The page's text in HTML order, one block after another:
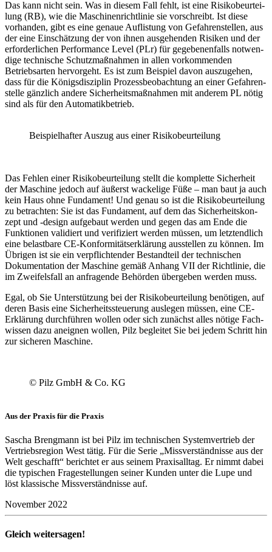
Das kann nicht sein. Was in diesem Fall fehlt, ist eine Risi­ko­be­ur­tei­
lung (RB), wie die Maschi­nen­richt­linie sie vorschreibt. Ist diese
vorhanden, gibt es eine genaue Auflis­tung von Gefah­ren­stellen, aus
der eine Einschät­zung der von ihnen ausge­henden Risiken und der
erfor­der­li­chen Perfor­mance Level (PLr) für gege­be­nen­falls notwen­
dige tech­ni­sche Schutz­maß­nahmen in allen vor­kommenden
Betriebs­arten hervor­geht. Es ist zum Beispiel davon auszu­gehen,
dass für die Königs­dis­zi­plin Prozess­beobachtung an einer Gefah­ren­
stelle gänz­lich andere Sicher­heits­maß­nahmen mit anderem PL nötig
sind als für den Auto­ma­tik­be­trieb.
Beispiel­hafter Auszug aus einer Risi­ko­be­ur­tei­lung
Das Fehlen einer Risi­ko­be­ur­tei­lung stellt die komplette Sicher­heit
der Maschine jedoch auf äußerst wacke­lige Füße – man baut ja auch
kein Haus ohne Funda­ment! Und genau so ist die Risi­ko­be­ur­tei­lung
zu betrachten: Sie ist das Funda­ment, auf dem das Sicher­heits­kon­
zept und ‑design aufge­baut werden und gegen das am Ende die
Funk­tionen vali­diert und veri­fi­ziert werden müssen, um letzt­end­lich
eine belast­bare CE-­Kon­for­mi­täts­er­klä­rung ausstellen zu können. Im
Übrigen ist sie ein verpflich­tender Bestand­teil der tech­ni­schen
Doku­men­ta­tion der Maschine gemäß Anhang VII der Richt­linie, die
im Zwei­fels­fall an anfra­gende Behörden über­geben werden muss.
Egal, ob Sie Unter­stüt­zung bei der Risi­ko­be­ur­tei­lung benö­tigen, auf
deren Basis eine Sicher­heits­steue­rung auslegen müssen, eine CE-
Erklä­rung durch­führen wollen oder sich zunächst alles nötige Fach­
wissen dazu aneignen wollen, Pilz begleitet Sie bei jedem Schritt hin
zur sicheren Maschine.
© Pilz GmbH & Co. KG
Aus der Praxis für die Praxis
Sascha Breng­mann ist bei Pilz im tech­ni­schen System­ver­trieb der
Vertriebs­re­gion West tätig. Für die Serie „Miss­ver­ständ­nisse aus der
Welt geschafft“ berichtet er aus seinem Praxis­alltag. Er nimmt dabei
die typi­schen Frage­stel­lungen seiner Kunden unter die Lupe und
löst klas­si­sche Miss­ver­ständ­nisse auf.
November 2022
Gleich weitersagen!